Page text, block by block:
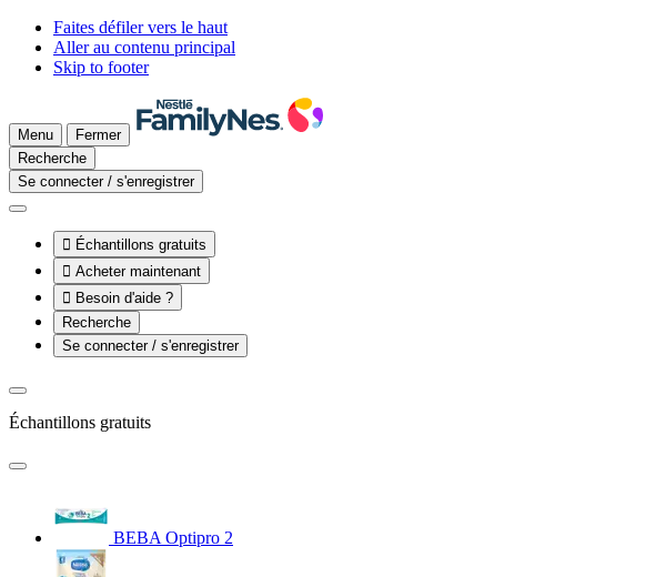
Faites défiler vers le haut
Aller au contenu principal
Skip to footer
Menu
Fermer
Recherche
Se connecter / s'enregistrer
 Échantillons gratuits
 Acheter maintenant
 Besoin d'aide ?
Recherche
Se connecter / s'enregistrer
Échantillons gratuits
BEBA Optipro 2